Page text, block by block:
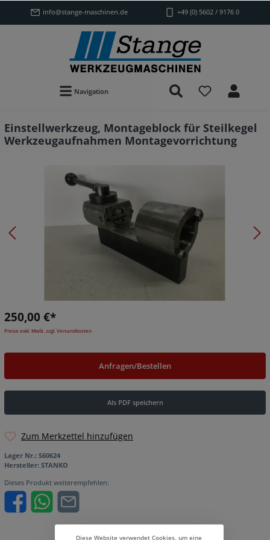
info@stange-maschinen.de +49 (0) 5602 / 9176 0
Navigation
Einstellwerkzeug, Montageblock für Steilkegel
Werkzeugaufnahmen Montagevorrichtung
250,00 €*
Preise exkl. MwSt. zzgl. Versandkosten
Anfragen/Bestellen
Als PDF speichern
Zum Merkzettel hinzufügen
Lager Nr.: S60624
Hersteller: STANKO
Dieses Produkt weiterempfehlen:
Diese Website verwendet Cookies, um eine